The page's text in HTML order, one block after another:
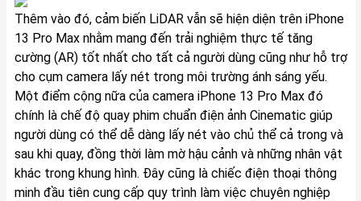
Thêm vào đó, cảm biến LiDAR vẫn sẽ hiện diện trên iPhone
13 Pro Max nhằm mang đến trải nghiệm thực tế tăng
cường (AR) tốt nhất cho tất cả người dùng cũng như hỗ trợ
cho cụm camera lấy nét trong môi trường ánh sáng yếu.
Một điểm cộng nữa của camera iPhone 13 Pro Max đó
chính là chế độ quay phim chuẩn điện ảnh Cinematic giúp
người dùng có thể dễ dàng lấy nét vào chủ thể cả trong và
sau khi quay, đồng thời làm mờ hậu cảnh và những nhân vật
khác trong khung hình. Đây cũng là chiếc điện thoại thông
minh đầu tiên cung cấp quy trình làm việc chuyên nghiệp